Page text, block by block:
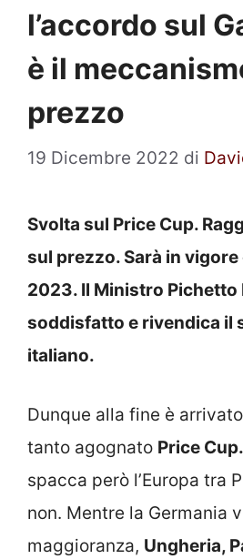
l’accordo sul
è il
prezzo
19 Dicembre 2022 di
Svolta sul Price Cup.
sul prezzo. Sarà in vigore
2023. Il Ministro Pichetto
soddisfatto e rivendica il
italiano.
Dunque alla fine è
tanto agognato Price Cup.
spacca però l’Europa tra
non. Mentre la Germania
maggioranza, Ungheria,